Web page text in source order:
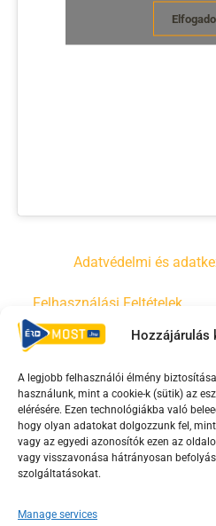
Hozzájárulás
A legjobb felhasználói élmény
használunk, mint a cookie-k (sütik) az
elérésére. Ezen technológiákba való
hogy olyan adatokat dolgozzunk fel,
vagy az egyedi azonosítók ezen az
vagy visszavonása hátrányosan
szolgáltatásokat.
Manage services
Adatvédelmi és
Felhasználási Feltételek
Irányelvek
F
a
c
e
o
Y
o
u
t
b
T
i
k